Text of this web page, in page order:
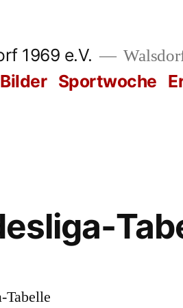
1969 e.V.
Bilder Sportwoche